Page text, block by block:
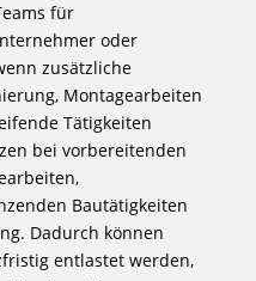
für
oder
zusätzliche
Montagearbeiten
Tätigkeiten
bei vorbereitenden
Bautätigkeiten
Dadurch können
entlastet werden,